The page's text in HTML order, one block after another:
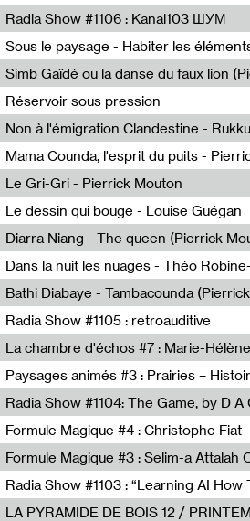
Mélanie Blaison,Mateo Cuin
Radia Show #1106 : Kanal103 ШУМ
Kanal103
Nastassja Martin
Pierrick Mouton,Simb Gaïdé
Réservoir sous pression
Eden Tinto Collins,Rukku Djinne
Pierrick Mouton
Le Gri-Gri - Pierrick Mouton
Pierrick Mouton
Le dessin qui bouge - Louise Guégan
Louise Guégan
Diarra Niang - The queen (Pierrick
Pierrick Mouton,Diarra Niang
Théo Robine-Langlois,LD Beat
Pierrick Mouton,Bathi Diabaye
Radia Show #1105 : retroauditive
Soundart Radio
La chambre d'échos #7 : Marie-
Revue Les Chambres,Marie-Hélène
Anne Simon
Radia Show #1104: The Game, by D A
Radio One NZ
Formule Magique #4 : Christophe Fiat
Nathalie Lacroix
Nathalie Lacroix,Selim-a Attalah
Radio Campus Bruxelles